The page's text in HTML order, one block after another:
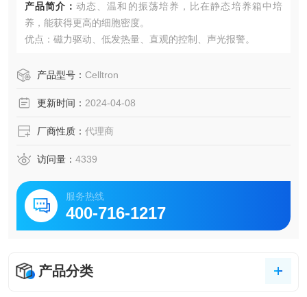
产品简介： 动态、温和的振荡培养，比在静态培养箱中培
养，能获得更高的细胞密度。
优点：磁力驱动、低发热量、直观的控制、声光报警。
产品型号： Celltron
更新时间： 2024-04-08
厂商性质： 代理商
访问量： 4339
服务热线
400-716-1217
产品分类